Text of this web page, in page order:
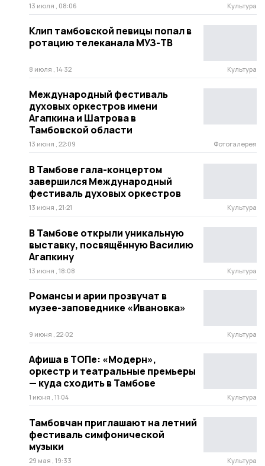
13 июля , 08:06 Культура
Клип тамбовской певицы попал в
ротацию телеканала МУЗ-ТВ
8 июля , 14:32 Культура
Международный фестиваль
духовых оркестров имени
Агапкина и Шатрова в
Тамбовской области
13 июня , 22:09 Фотогалерея
В Тамбове гала-концертом
завершился Международный
фестиваль духовых оркестров
13 июня , 21:21 Культура
В Тамбове открыли уникальную
выставку, посвящённую Василию
Агапкину
13 июня , 18:08 Культура
Романсы и арии прозвучат в
музее-заповеднике «Ивановка»
9 июня , 22:02 Культура
Афиша в ТОПе: «Модерн»,
оркестр и театральные премьеры
— куда сходить в Тамбове
1 июня , 11:04 Культура
Тамбовчан приглашают на летний
фестиваль симфонической
музыки
29 мая , 19:33 Культура